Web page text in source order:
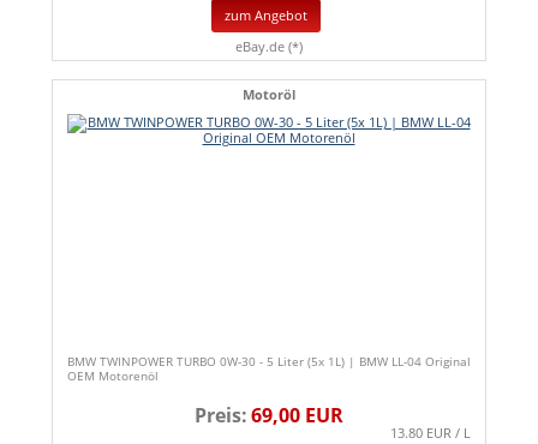
zum Angebot
eBay.de (*)
Motoröl
BMW TWINPOWER TURBO 0W-30 - 5 Liter (5x 1L) | BMW LL-04 Original
OEM Motorenöl
Preis:69,00 EUR
13.80 EUR / L